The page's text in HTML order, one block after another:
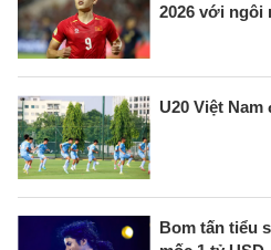
2026 với ngôi
U20 Việt
Bom tấn tiểu